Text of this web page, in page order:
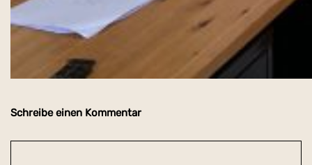
Schreibe einen Kommentar